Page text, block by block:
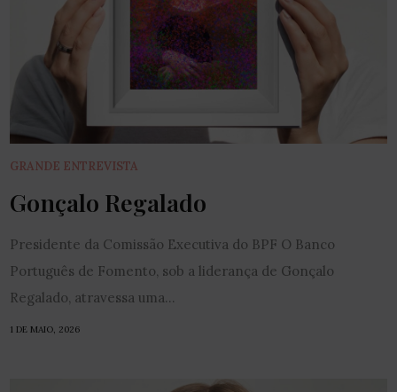
GRANDE ENTREVISTA
Gonçalo Regalado
Presidente da Comissão Executiva do BPF O Banco
Português de Fomento, sob a liderança de Gonçalo
Regalado, atravessa uma...
1 DE MAIO, 2026